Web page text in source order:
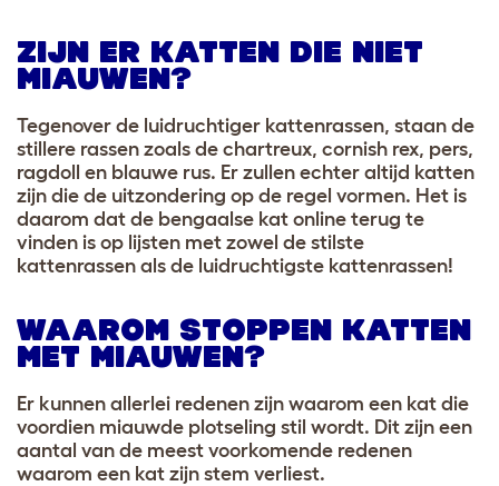
ZIJN ER KATTEN DIE NIET
MIAUWEN?
Tegenover de luidruchtiger kattenrassen, staan de
stillere rassen zoals de chartreux, cornish rex, pers,
ragdoll en blauwe rus. Er zullen echter altijd katten
zijn die de uitzondering op de regel vormen. Het is
daarom dat de bengaalse kat online terug te
vinden is op lijsten met zowel de stilste
kattenrassen als de luidruchtigste kattenrassen!
WAAROM STOPPEN KATTEN
MET MIAUWEN?
Er kunnen allerlei redenen zijn waarom een kat die
voordien miauwde plotseling stil wordt. Dit zijn een
aantal van de meest voorkomende redenen
waarom een kat zijn stem verliest.